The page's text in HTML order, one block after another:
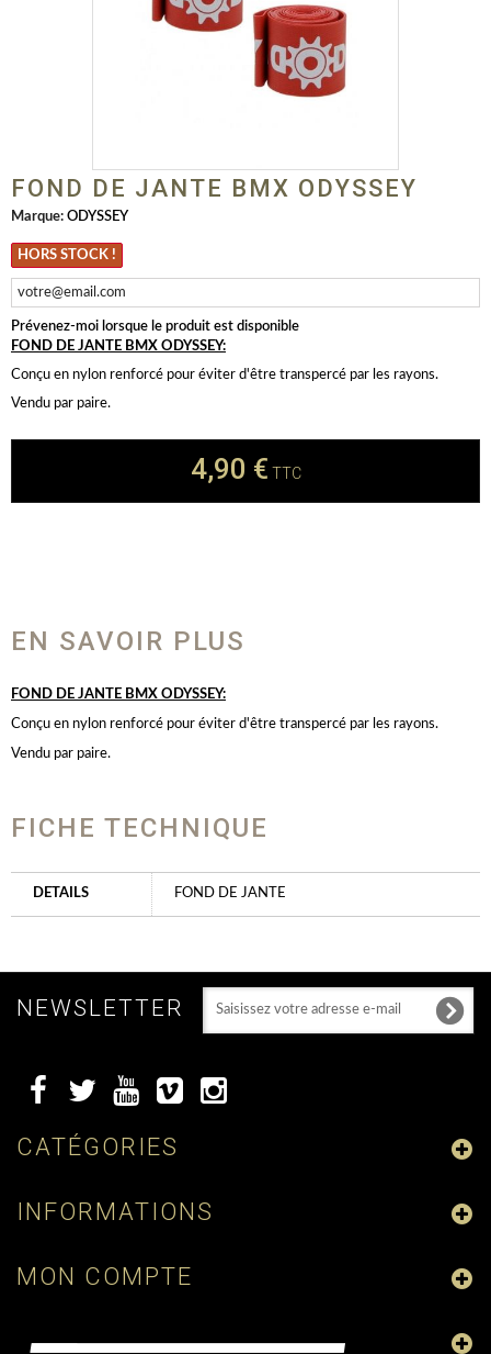
FOND DE JANTE BMX ODYSSEY
Marque: ODYSSEY
HORS STOCK !
Prévenez-moi lorsque le produit est disponible
FOND DE JANTE BMX ODYSSEY:
Conçu en nylon renforcé pour éviter d'être transpercé par les rayons.
Vendu par paire.
4,90 € TTC
EN SAVOIR PLUS
FOND DE JANTE BMX ODYSSEY:
Conçu en nylon renforcé pour éviter d'être transpercé par les rayons.
Vendu par paire.
FICHE TECHNIQUE
DETAILS FOND DE JANTE
NEWSLETTER
CATÉGORIES
INFORMATIONS
MON COMPTE